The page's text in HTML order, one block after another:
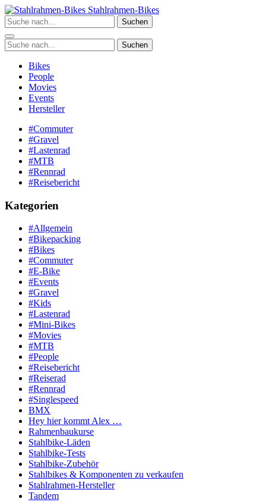
Zum
Inhalt
springen
Stahlrahmen-Bikes
Suchen
Suchen
Bikes
People
Movies
Events
Hersteller
#Commuter
#Gravel
#Lastenrad
#MTB
#Rennrad
#Reisebericht
Kategorien
#Allgemein
#Bikepacking
#Bikes
#Commuter
#E-Bike
#Events
#Gravel
#Kids
#Lastenrad
#Mini-Bikes
#Movies
#MTB
#People
#Reisebericht
#Reiserad
#Rennrad
#Singlespeed
BMX
Hey hier kommt Alex …
Rahmenbaukurse
Stahlbike-Läden
Stahlbike-Tests
Stahlbike-Zubehör
Stahlbikes & Komponenten zu verkaufen
Stahlrahmen-Hersteller
Tandem